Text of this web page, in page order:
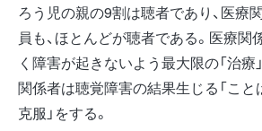
ろう児の親の9割は聴者であり、医療
員も、ほとんどが聴者である。医療
く障害が起きないよう最大限の「治療
関係者は聴覚障害の結果生じる「こと
克服」をする。